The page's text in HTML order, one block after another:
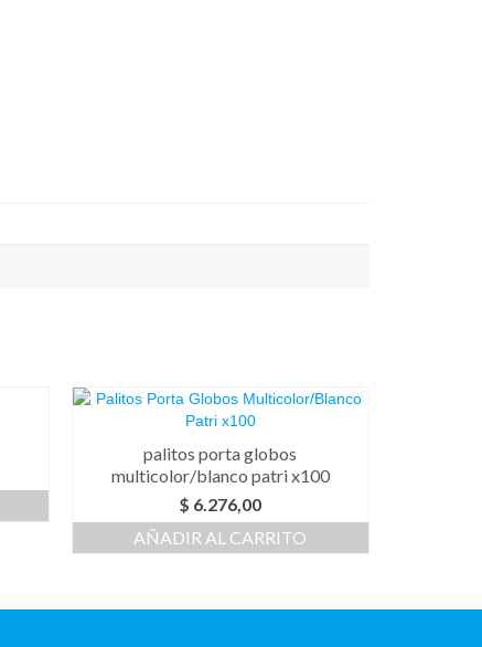
palitos porta globos
multicolor/blanco patri x100
$ 6.276,00
AÑADIR AL CARRITO